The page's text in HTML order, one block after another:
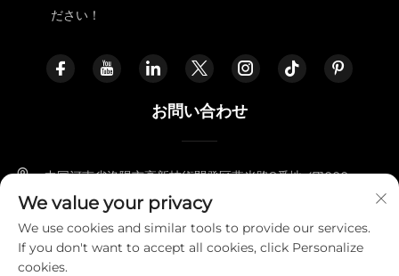
ださい！
お問い合わせ
中国河南省洛陽市高新技術開発区燕光路8番地 471000
+86-18338800729
[email protected]
We value your privacy
We use cookies and similar tools to provide our services.
If you don't want to accept all cookies, click Personalize
cookies.